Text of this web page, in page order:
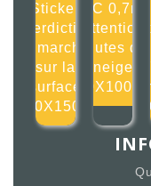
Sticker
Interdiction
de marcher
sur la
surface
150X150m
PVC 0,7mm
Attention
chutes de
neige